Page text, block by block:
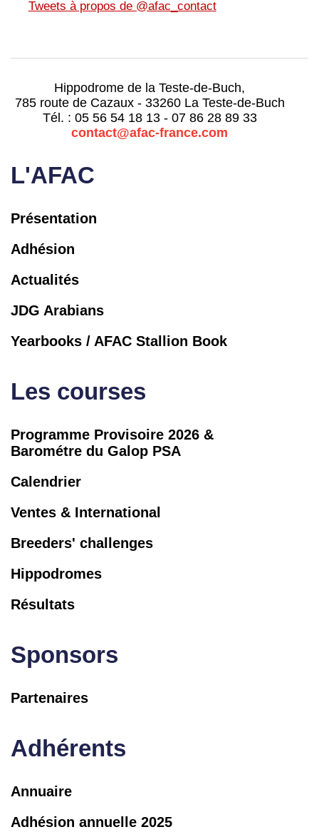
Tweets à propos de @afac_contact
L'AFAC
Présentation
Adhésion
Actualités
JDG Arabians
Yearbooks / AFAC Stallion Book
Les courses
Programme Provisoire 2026 &
Barométre du Galop PSA
Calendrier
Ventes & International
Breeders' challenges
Hippodromes
Résultats
Sponsors
Partenaires
Adhérents
Annuaire
Adhésion annuelle 2025
Hippodrome de la Teste-de-Buch,
785 route de Cazaux - 33260 La Teste-de-Buch
Tél. : 05 56 54 18 13 - 07 86 28 89 33
contact@afac-france.com